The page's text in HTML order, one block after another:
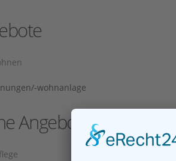
wohnanlage
Angebote